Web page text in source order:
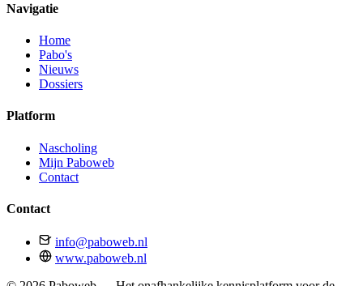
Navigatie
Home
Pabo's
Nieuws
Dossiers
Platform
Nascholing
Mijn Paboweb
Contact
Contact
info@paboweb.nl
www.paboweb.nl